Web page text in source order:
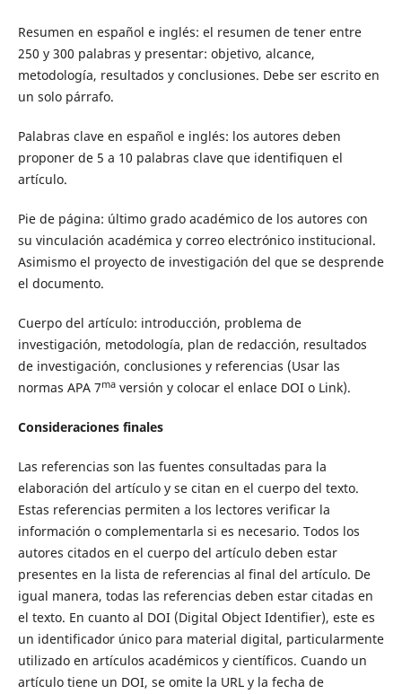
Resumen en español e inglés: el resumen de tener entre
250 y 300 palabras y presentar: objetivo, alcance,
metodología, resultados y conclusiones. Debe ser escrito en
un solo párrafo.
Palabras clave en español e inglés: los autores deben
proponer de 5 a 10 palabras clave que identifiquen el
artículo.
Pie de página: último grado académico de los autores con
su vinculación académica y correo electrónico institucional.
Asimismo el proyecto de investigación del que se desprende
el documento.
Cuerpo del artículo: introducción, problema de
investigación, metodología, plan de redacción, resultados
de investigación, conclusiones y referencias (Usar las
normas APA 7maversión y colocar el enlace DOI o Link).
Consideraciones finales
Las referencias son las fuentes consultadas para la
elaboración del artículo y se citan en el cuerpo del texto.
Estas referencias permiten a los lectores verificar la
información o complementarla si es necesario. Todos los
autores citados en el cuerpo del artículo deben estar
presentes en la lista de referencias al final del artículo. De
igual manera, todas las referencias deben estar citadas en
el texto. En cuanto al DOI (Digital Object Identifier), este es
un identificador único para material digital, particularmente
utilizado en artículos académicos y científicos. Cuando un
artículo tiene un DOI, se omite la URL y la fecha de